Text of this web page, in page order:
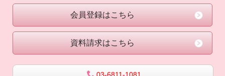
会員登録はこちら
資料請求はこちら
03-6811-1081